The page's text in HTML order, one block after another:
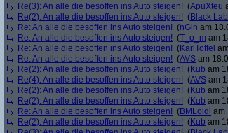
Re(3): An alle die besoffen ins Auto steigen! (ApuXteu
Re(2): An alle die besoffen ins Auto steigen! (Black
Re: An alle die besoffen ins Auto steigen! (nGin am
Re: An alle die besoffen ins Auto steigen! (T_o_m am
Re: An alle die besoffen ins Auto steigen! (KarlToffel
Re: An alle die besoffen ins Auto steigen! (AVS am
Re(2): An alle die besoffen ins Auto steigen! (Kub am
Re(4): An alle die besoffen ins Auto steigen! (AVS am
Re(2): An alle die besoffen ins Auto steigen! (Kub am
Re(2): An alle die besoffen ins Auto steigen! (Kub am
Re: An alle die besoffen ins Auto steigen! (BMLoidl am
Re(2): An alle die besoffen ins Auto steigen! (Kub am